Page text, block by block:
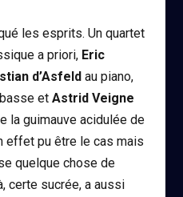
les esprits. Un quartet
a priori, Eric
d’Asfeld au piano,
etAstrid Veigne
la guimauve acidulée de
effet pu être le cas mais
quelque chose de
certe sucrée, a aussi